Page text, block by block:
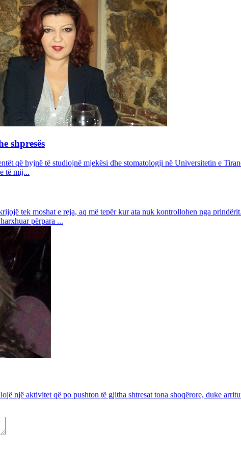
shpresës
që hyjnë të studiojnë mjekësi dhe stomatologji në Universitetin e
të mij...
tek moshat e reja, aq më tepër kur ata nuk kontrollohen nga
përpara ...
një aktivitet që po pushton të gjitha shtresat tona shoqërore, duke